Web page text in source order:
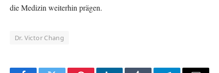
die Medizin weiterhin prägen.
Dr. Victor Chang